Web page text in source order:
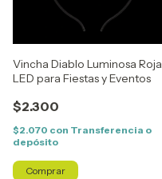
Vincha Diablo Luminosa Roja
LED para Fiestas y Eventos
$2.300
$2.070 con Transferencia o
depósito